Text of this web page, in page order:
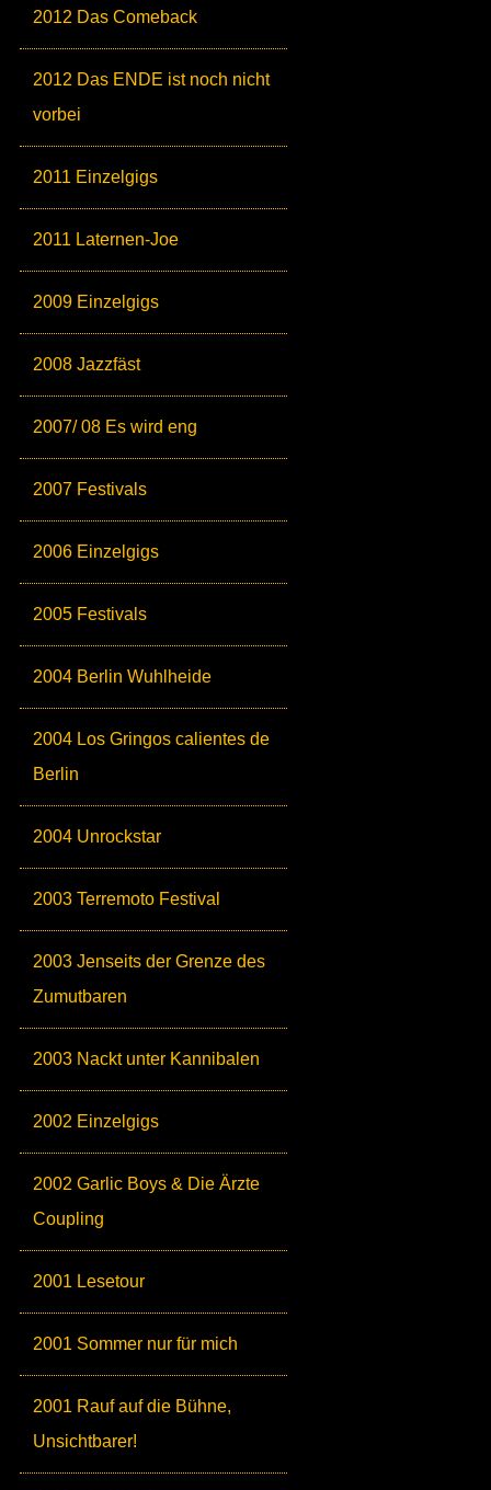
2012 Das Comeback
2012 Das ENDE ist noch nicht
vorbei
2011 Einzelgigs
2011 Laternen-Joe
2009 Einzelgigs
2008 Jazzfäst
2007/ 08 Es wird eng
2007 Festivals
2006 Einzelgigs
2005 Festivals
2004 Berlin Wuhlheide
2004 Los Gringos calientes de
Berlin
2004 Unrockstar
2003 Terremoto Festival
2003 Jenseits der Grenze des
Zumutbaren
2003 Nackt unter Kannibalen
2002 Einzelgigs
2002 Garlic Boys & Die Ärzte
Coupling
2001 Lesetour
2001 Sommer nur für mich
2001 Rauf auf die Bühne,
Unsichtbarer!